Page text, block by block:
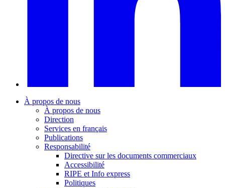
À propos de nous
À propos de nous
Direction
Services en français
Publications
Responsabilité
Directive sur les documents commerciaux
Accessibilité
RIPE et Info express
Politiques